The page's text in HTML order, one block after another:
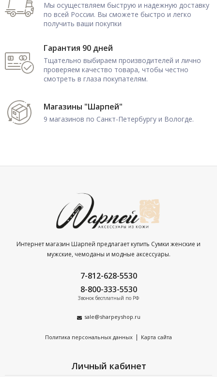
Мы осуществляем быструю и надежную доставку
по всей России. Вы сможете быстро и легко
получить ваши покупки
Гарантия 90 дней
Тщательно выбираем производителей и лично
проверяем качество товара, чтобы честно
смотреть в глаза покупателям.
Магазины "Шарпей"
9 магазинов по Санкт-Петербургу и Вологде.
Интернет магазин Шарпей предлагает купить Сумки женские и
мужские, чемоданы и модные аксессуары.
7-812-628-5530
8-800-333-5530
Звонок бесплатный по РФ
sale@sharpeyshop.ru
Политика персональных данных | Карта сайта
Личный кабинет